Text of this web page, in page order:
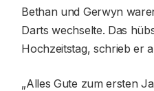
Bethan und Gerwyn
Darts wechselte. Das
Hochzeitstag, schrieb er
„Alles Gute zum ersten